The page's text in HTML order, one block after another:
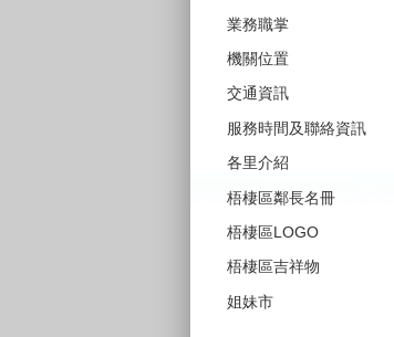
業務職掌
機關位置
交通資訊
服務時間及聯絡資訊
各里介紹
梧棲區鄰長名冊
梧棲區LOGO
梧棲區吉祥物
姐妹市